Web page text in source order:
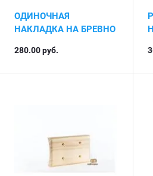
ОДИНОЧНАЯ
НАКЛАДКА НА БРЕВНО
280.00руб.